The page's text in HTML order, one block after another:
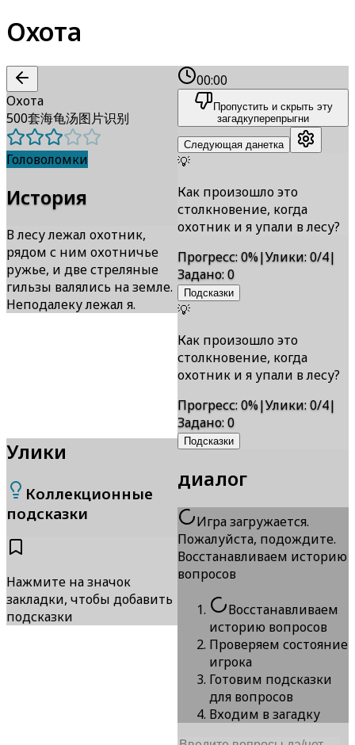
Охота
Охота
500套海龟汤图片识别
Головоломки
История
В лесу лежал охотник,
рядом с ним охотничье
ружье, и две стреляные
гильзы валялись на земле.
Неподалеку лежал я.
Улики
Коллекционные
подсказки
Нажмите на значок
закладки, чтобы добавить
подсказки
00:00
Пропустить и скрыть эту
загадкуперепрыгни
Следующая данетка
💡
Как произошло это
столкновение, когда
охотник и я упали в лесу?
Прогресс:0%|Улики:0/4|
Задано:0
Подсказки
💡
Как произошло это
столкновение, когда
охотник и я упали в лесу?
Прогресс:0%|Улики:0/4|
Задано:0
Подсказки
диалог
Игра загружается.
Пожалуйста, подождите.
Восстанавливаем историю
вопросов
Восстанавливаем
историю вопросов
Проверяем состояние
игрока
Готовим подсказки
для вопросов
Входим в загадку